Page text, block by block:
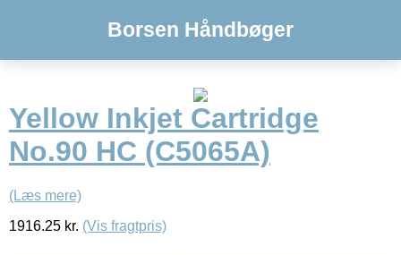
Borsen Håndbøger
Yellow Inkjet Cartridge
No.90 HC (C5065A)
(Læs mere)
1916.25 kr. (Vis fragtpris)